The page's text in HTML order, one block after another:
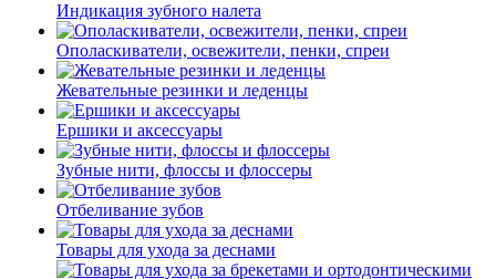
Индикация зубного налета
Ополаскиватели, освежители, пенки, спреи
Жевательные резинки и леденцы
Ершики и аксессуары
Зубные нити, флоссы и флоссеры
Отбеливание зубов
Товары для ухода за деснами